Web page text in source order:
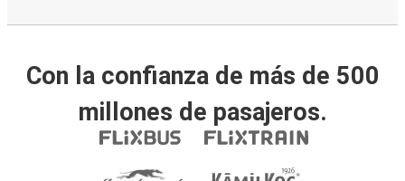
Con la confianza de más de 500
millones de pasajeros.